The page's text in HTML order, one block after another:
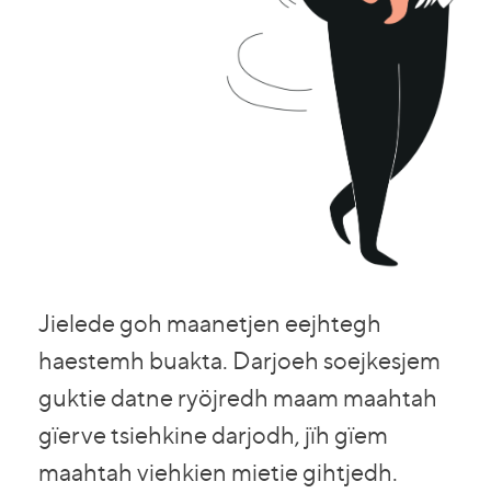
Jielede goh maanetjen eejhtegh
haestemh buakta. Darjoeh soejkesjem
guktie datne ryöjredh maam maahtah
gïerve tsiehkine darjodh, jïh gïem
maahtah viehkien mietie gihtjedh.